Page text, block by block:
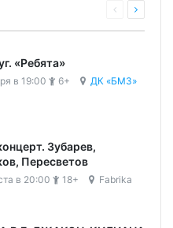
«Ребята»
в 19:00 6+ ДК «БМЗ»
Зубарев,
Пересветов
в 20:00 18+ Fabrika